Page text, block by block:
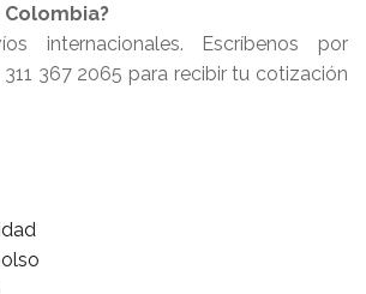
internacionales. Escríbenos por
367 2065 para recibir tu cotización